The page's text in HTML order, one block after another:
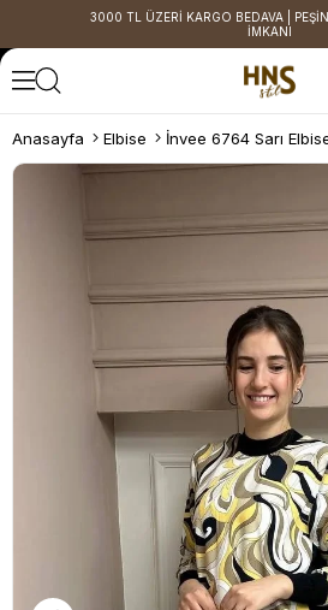
3000 TL ÜZERİ KARGO BEDAVA |
İMKANI
Anasayfa Elbise İnvee 6764 Sarı